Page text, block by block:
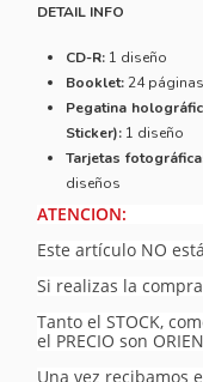
DETAIL INFO
CD-R: 1 diseño
Booklet:24 páginas
Pegatina
Sticker): 1 diseño
Tarjetas
diseños
ATENCION:
Este artículo NO
Si realizas la
Tanto el STOCK,
el PRECIO son
Una vez recibamos